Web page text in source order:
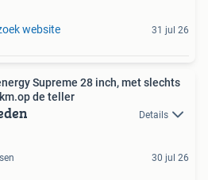
website 31 jul 26
Supreme 28 inch, met slechts
de teller
Details
30 jul 26